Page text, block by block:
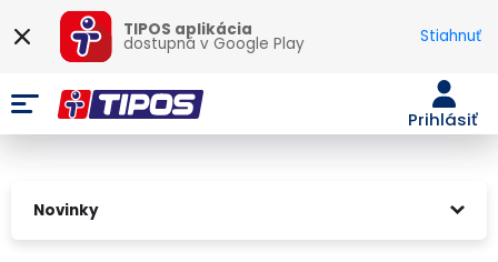
TIPOS aplikácia
dostupná vGoogle Play Stiahnuť
Prihlásiť
Novinky